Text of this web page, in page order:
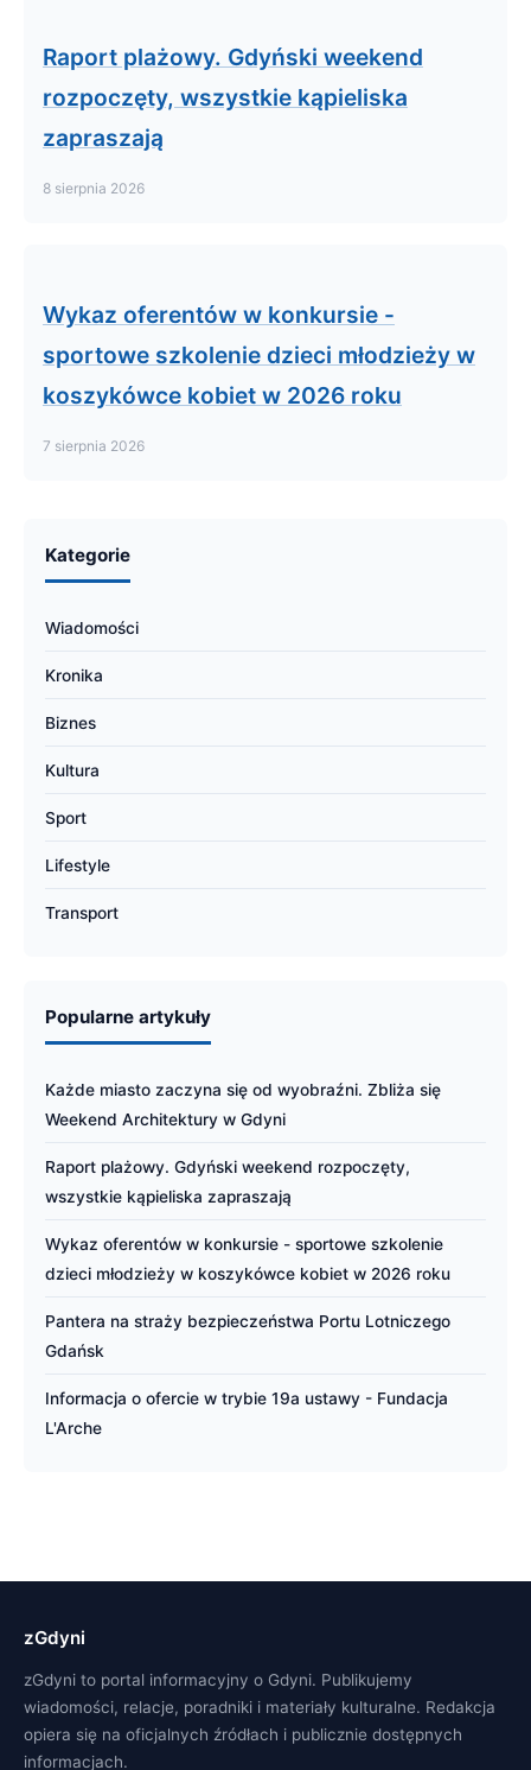
Raport plażowy. Gdyński weekend
rozpoczęty, wszystkie kąpieliska
zapraszają
8 sierpnia 2026
Wykaz oferentów w konkursie -
sportowe szkolenie dzieci młodzieży w
koszykówce kobiet w 2026 roku
7 sierpnia 2026
Kategorie
Wiadomości
Kronika
Biznes
Kultura
Sport
Lifestyle
Transport
Popularne artykuły
Każde miasto zaczyna się od wyobraźni. Zbliża się
Weekend Architektury w Gdyni
Raport plażowy. Gdyński weekend rozpoczęty,
wszystkie kąpieliska zapraszają
Wykaz oferentów w konkursie - sportowe szkolenie
dzieci młodzieży w koszykówce kobiet w 2026 roku
Pantera na straży bezpieczeństwa Portu Lotniczego
Gdańsk
Informacja o ofercie w trybie 19a ustawy - Fundacja
L'Arche
zGdyni
zGdyni to portal informacyjny o Gdyni. Publikujemy
wiadomości, relacje, poradniki i materiały kulturalne. Redakcja
opiera się na oficjalnych źródłach i publicznie dostępnych
informacjach.